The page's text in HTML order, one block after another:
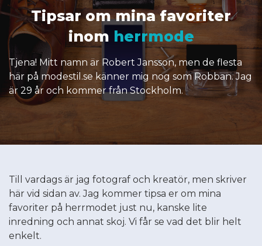
Tipsar om mina favoriter
inom herrmode
Tjena! Mitt namn är Robert Jansson, men de flesta
här på modestil.se känner mig nog som Robban. Jag
är 29 år och kommer från Stockholm.
Till vardags är jag fotograf och kreatör, men skriver
här vid sidan av. Jag kommer tipsa er om mina
favoriter på herrmodet just nu, kanske lite
inredning och annat skoj. Vi får se vad det blir helt
enkelt.